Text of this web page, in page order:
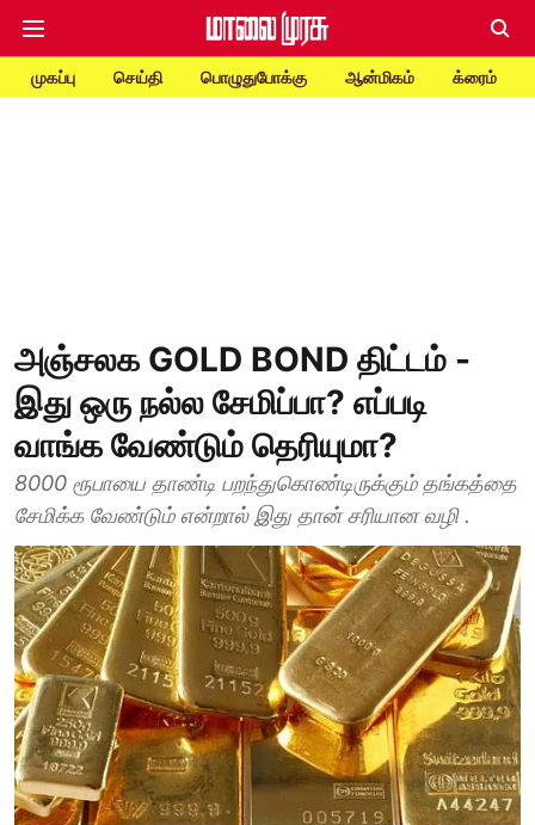
முகப்பு செய்தி பொழுதுபோக்கு ஆன்மிகம் க்ரைம்
அஞ்சலக GOLD BOND திட்டம் -
இது ஒரு நல்ல சேமிப்பா? எப்படி
வாங்க வேண்டும் தெரியுமா?
8000 ரூபாயை தாண்டி பறந்துகொண்டிருக்கும் தங்கத்தை
சேமிக்க வேண்டும் என்றால் இது தான் சரியான வழி .